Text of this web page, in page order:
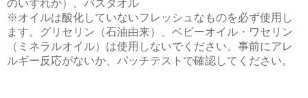
のいずれか）、バスタオル
※オイルは酸化していないフレッシュなものを必ず使用し
ます。グリセリン（石油由来）、ベビーオイル・ワセリン
（ミネラルオイル）は使用しないでください。事前にアレ
ルギー反応がないか、パッチテストで確認してください。